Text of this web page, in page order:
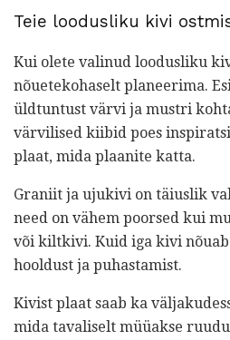
Teie loodusliku kivi
Kui olete valinud loodusliku
nõuetekohaselt planeerima.
üldtuntust värvi ja mustri
värvilised kiibid poes
plaat, mida plaanite katta.
Graniit ja ujukivi on täiuslik
need on vähem poorsed kui
või kiltkivi. Kuid iga kivi
hooldust ja puhastamist.
Kivist plaat saab ka
mida tavaliselt müüakse